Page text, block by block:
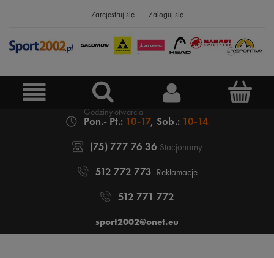
Zarejestruj się Zaloguj się
Pon.- Pt.: 10-17, Sob.: 10-14
(75) 777 76 36 Stacjonarny
512 772 773 Reklamacje
512 771 772
sport2002@onet.eu